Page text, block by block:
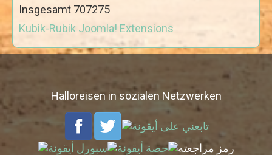
Dendera und Abydos Tempel
Sound & Licht Show am Karnak Tempel
Fahrt im Heißluftballon
Elephantine Insel
Philae-Tempel - Staudamm - Unvollendeter Obelisk
Nubisches Museum
Insgesamt 707275
Kubik-Rubik Joomla! Extensions
Halloreisen in sozialen Netzwerken